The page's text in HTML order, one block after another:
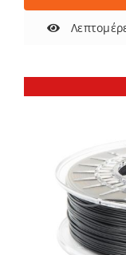
το
προϊόν
παραλλαγές.
μπορούν
επιλεγούν
σελίδα